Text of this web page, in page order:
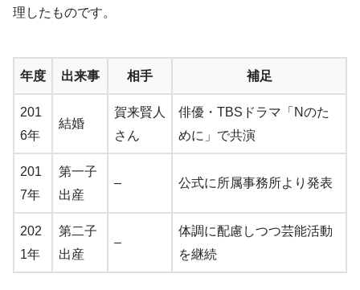
理したものです。
年度 出来事 相手 補足
201
6年
結婚
賀来賢人
さん
俳優・TBSドラマ「Nのた
めに」で共演
201
7年
第一子
出産
– 公式に所属事務所より発表
202
1年
第二子
出産
–
体調に配慮しつつ芸能活動
を継続